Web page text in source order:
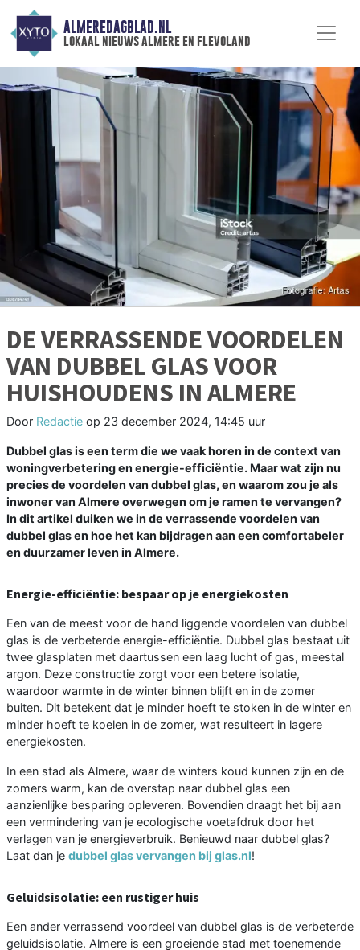
ALMEREDAGBLAD.NL
lokaal nieuws almere en flevoland
DE VERRASSENDE VOORDELEN
VAN DUBBEL GLAS VOOR
HUISHOUDENS IN ALMERE
Door Redactie op 23 december 2024, 14:45 uur
Dubbel glas is een term die we vaak horen in de context van
woningverbetering en energie-efficiëntie. Maar wat zijn nu
precies de voordelen van dubbel glas, en waarom zou je als
inwoner van Almere overwegen om je ramen te vervangen?
In dit artikel duiken we in de verrassende voordelen van
dubbel glas en hoe het kan bijdragen aan een comfortabeler
en duurzamer leven in Almere.
Energie-efficiëntie: bespaar op je energiekosten
Een van de meest voor de hand liggende voordelen van dubbel
glas is de verbeterde energie-efficiëntie. Dubbel glas bestaat uit
twee glasplaten met daartussen een laag lucht of gas, meestal
argon. Deze constructie zorgt voor een betere isolatie,
waardoor warmte in de winter binnen blijft en in de zomer
buiten. Dit betekent dat je minder hoeft te stoken in de winter en
minder hoeft te koelen in de zomer, wat resulteert in lagere
energiekosten.
In een stad als Almere, waar de winters koud kunnen zijn en de
zomers warm, kan de overstap naar dubbel glas een
aanzienlijke besparing opleveren. Bovendien draagt het bij aan
een vermindering van je ecologische voetafdruk door het
verlagen van je energieverbruik. Benieuwd naar dubbel glas?
Laat dan je dubbel glas vervangen bij glas.nl!
Geluidsisolatie: een rustiger huis
Een ander verrassend voordeel van dubbel glas is de verbeterde
geluidsisolatie. Almere is een groeiende stad met toenemende